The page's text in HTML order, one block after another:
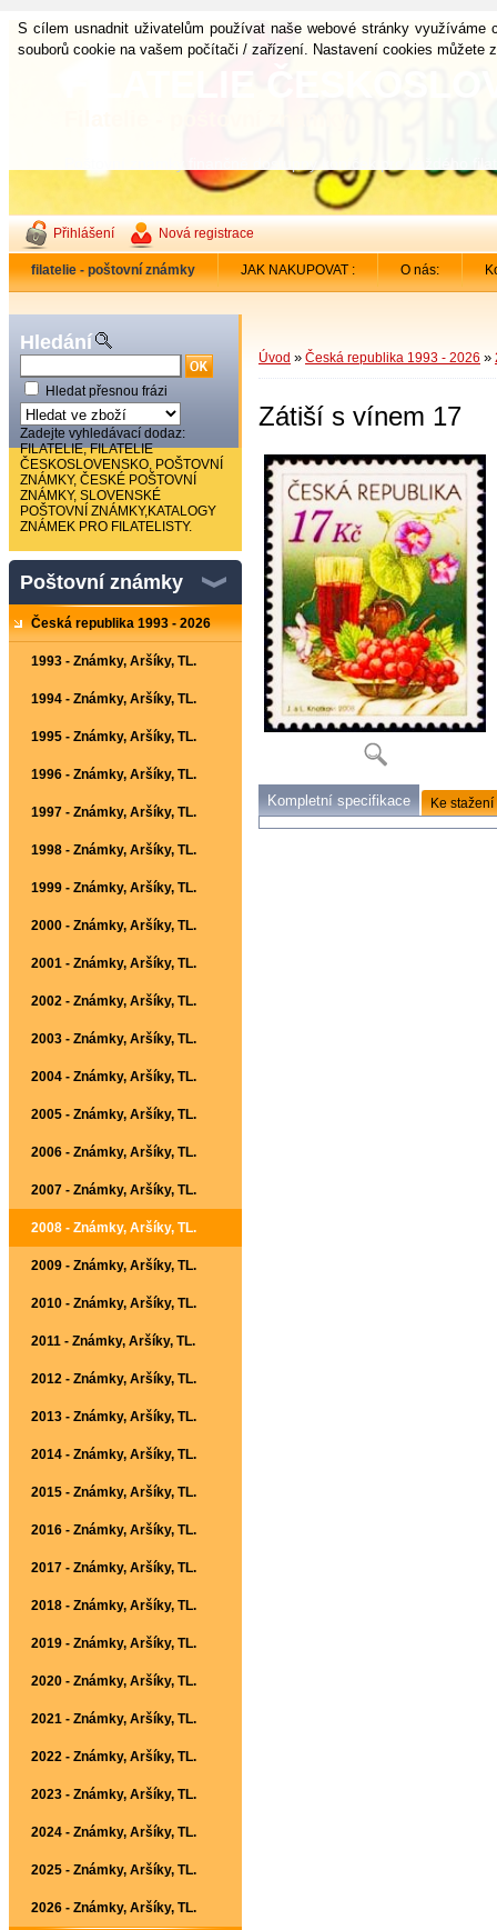
S cílem usnadnit uživatelům používat naše webové stránky
souborů cookie na vašem počítači / zařízení. Nastavení cookies můžete
Přihlášení Nová registrace
filatelie - poštovní známky JAK NAKUPOVAT : O nás:
Hledání
Hledat přesnou frázi
Zadejte vyhledávací dodaz:
FILATELIE, FILATELIE
ČESKOSLOVENSKO, POŠTOVNÍ
ZNÁMKY, ČESKÉ POŠTOVNÍ
ZNÁMKY, SLOVENSKÉ
POŠTOVNÍ ZNÁMKY,KATALOGY
ZNÁMEK PRO FILATELISTY.
Poštovní známky
Česká republika 1993 - 2026
1993 - Známky, Aršíky, TL.
1994 - Známky, Aršíky, TL.
1995 - Známky, Aršíky, TL.
1996 - Známky, Aršíky, TL.
1997 - Známky, Aršíky, TL.
1998 - Známky, Aršíky, TL.
1999 - Známky, Aršíky, TL.
2000 - Známky, Aršíky, TL.
2001 - Známky, Aršíky, TL.
2002 - Známky, Aršíky, TL.
2003 - Známky, Aršíky, TL.
2004 - Známky, Aršíky, TL.
2005 - Známky, Aršíky, TL.
2006 - Známky, Aršíky, TL.
2007 - Známky, Aršíky, TL.
2008 - Známky, Aršíky, TL.
2009 - Známky, Aršíky, TL.
2010 - Známky, Aršíky, TL.
2011 - Známky, Aršíky, TL.
2012 - Známky, Aršíky, TL.
2013 - Známky, Aršíky, TL.
2014 - Známky, Aršíky, TL.
2015 - Známky, Aršíky, TL.
2016 - Známky, Aršíky, TL.
2017 - Známky, Aršíky, TL.
2018 - Známky, Aršíky, TL.
2019 - Známky, Aršíky, TL.
2020 - Známky, Aršíky, TL.
2021 - Známky, Aršíky, TL.
2022 - Známky, Aršíky, TL.
2023 - Známky, Aršíky, TL.
2024 - Známky, Aršíky, TL.
2025 - Známky, Aršíky, TL.
2026 - Známky, Aršíky, TL.
Úvod » Česká republika 1993 - 2026 »
Zátiší s vínem 17
Kompletní specifikace Ke stažení